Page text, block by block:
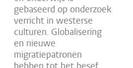
gebaseerd op onderzoek
verricht in westerse
culturen. Globalisering
en nieuwe
migratiepatronen